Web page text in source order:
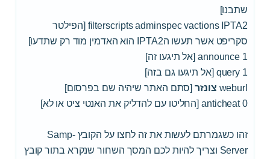
שתבנו]
filterscripts adminspec vactions IPTA2 [הפילטר
סקריפט אשר תעשו הIPTA2 הוא האדמין מוד רק שתדעו]
announce 1 [אל תיגעו זה]
query 1 [אל תיגעו גם בזה]
weburl צונזר[סתם האתר שיהיה שם בפרסום]
anticheat 0 [החליטו עם להדליק את האנטי ציט או לא]
זהו כשגמרתם לעשות את זה לחצו על הקובץ Samp-
Server וצריך להיות לכם המסך השחור שנקרא בתור קובץ